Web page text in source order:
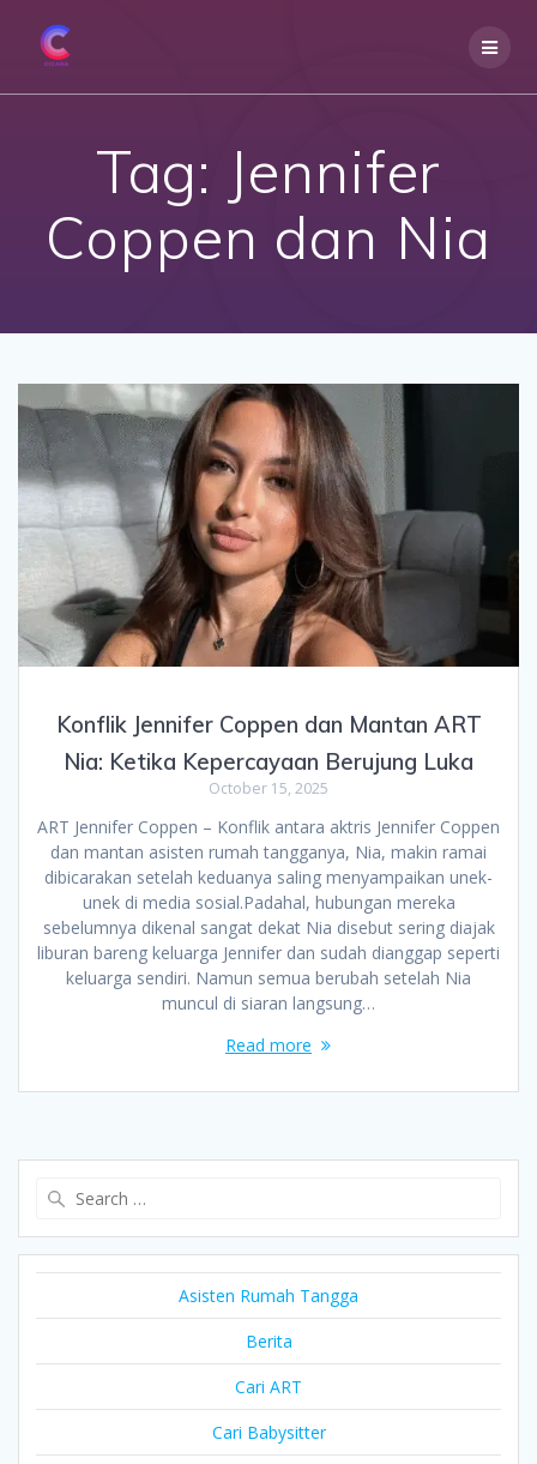
Tag: Jennifer
Coppen dan Nia
Konflik Jennifer Coppen dan Mantan ART
Nia: Ketika Kepercayaan Berujung Luka
October 15, 2025
ART Jennifer Coppen – Konflik antara aktris Jennifer Coppen
dan mantan asisten rumah tangganya, Nia, makin ramai
dibicarakan setelah keduanya saling menyampaikan unek-
unek di media sosial.Padahal, hubungan mereka
sebelumnya dikenal sangat dekat Nia disebut sering diajak
liburan bareng keluarga Jennifer dan sudah dianggap seperti
keluarga sendiri. Namun semua berubah setelah Nia
muncul di siaran langsung…
Read more
Asisten Rumah Tangga
Berita
Cari ART
Cari Babysitter